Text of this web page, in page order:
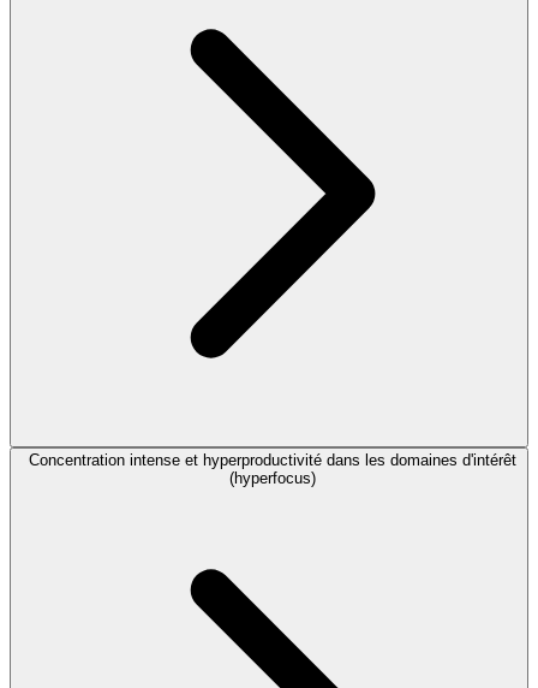
Concentration intense et hyperproductivité dans les domaines d'intérêt
(hyperfocus)